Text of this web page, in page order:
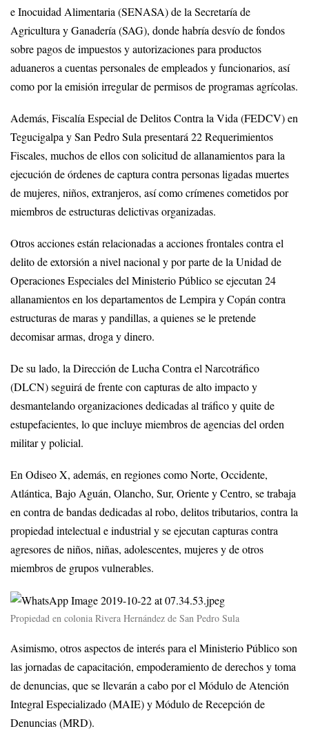
e Inocuidad Alimentaria (SENASA) de la Secretaría de
Agricultura y Ganadería (SAG), donde habría desvío de fondos
sobre pagos de impuestos y autorizaciones para productos
aduaneros a cuentas personales de empleados y funcionarios, así
como por la emisión irregular de permisos de programas agrícolas.
Además, Fiscalía Especial de Delitos Contra la Vida (FEDCV) en
Tegucigalpa y San Pedro Sula presentará 22 Requerimientos
Fiscales, muchos de ellos con solicitud de allanamientos para la
ejecución de órdenes de captura contra personas ligadas muertes
de mujeres, niños, extranjeros, así como crímenes cometidos por
miembros de estructuras delictivas organizadas.
Otros acciones están relacionadas a acciones frontales contra el
delito de extorsión a nivel nacional y por parte de la Unidad de
Operaciones Especiales del Ministerio Público se ejecutan 24
allanamientos en los departamentos de Lempira y Copán contra
estructuras de maras y pandillas, a quienes se le pretende
decomisar armas, droga y dinero.
De su lado, la Dirección de Lucha Contra el Narcotráfico
(DLCN) seguirá de frente con capturas de alto impacto y
desmantelando organizaciones dedicadas al tráfico y quite de
estupefacientes, lo que incluye miembros de agencias del orden
militar y policial.
En Odiseo X, además, en regiones como Norte, Occidente,
Atlántica, Bajo Aguán, Olancho, Sur, Oriente y Centro, se trabaja
en contra de bandas dedicadas al robo, delitos tributarios, contra la
propiedad intelectual e industrial y se ejecutan capturas contra
agresores de niños, niñas, adolescentes, mujeres y de otros
miembros de grupos vulnerables.
Propiedad en colonia Rivera Hernández de San Pedro Sula
Asimismo, otros aspectos de interés para el Ministerio Público son
las jornadas de capacitación, empoderamiento de derechos y toma
de denuncias, que se llevarán a cabo por el Módulo de Atención
Integral Especializado (MAIE) y Módulo de Recepción de
Denuncias (MRD).